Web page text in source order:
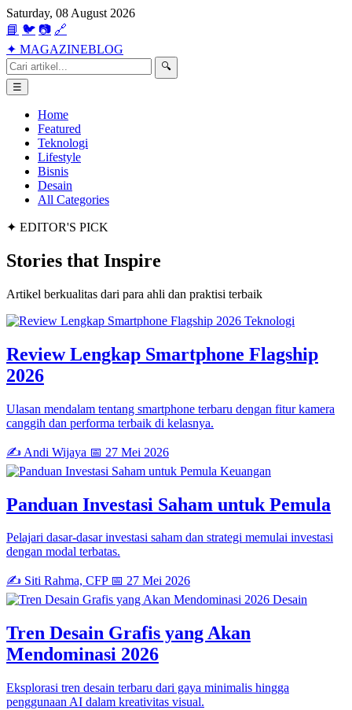
Saturday, 08 August 2026
📘 🐦 📷 🔗
✦ MAGAZINEBLOG
🔍
☰
Home
Featured
Teknologi
Lifestyle
Bisnis
Desain
All Categories
✦ EDITOR'S PICK
Stories that Inspire
Artikel berkualitas dari para ahli dan praktisi terbaik
Teknologi
Review Lengkap Smartphone Flagship
2026
Ulasan mendalam tentang smartphone terbaru dengan fitur kamera
canggih dan performa terbaik di kelasnya.
✍️ Andi Wijaya 📅 27 Mei 2026
Keuangan
Panduan Investasi Saham untuk Pemula
Pelajari dasar-dasar investasi saham dan strategi memulai investasi
dengan modal terbatas.
✍️ Siti Rahma, CFP 📅 27 Mei 2026
Desain
Tren Desain Grafis yang Akan
Mendominasi 2026
Eksplorasi tren desain terbaru dari gaya minimalis hingga
penggunaan AI dalam kreativitas visual.